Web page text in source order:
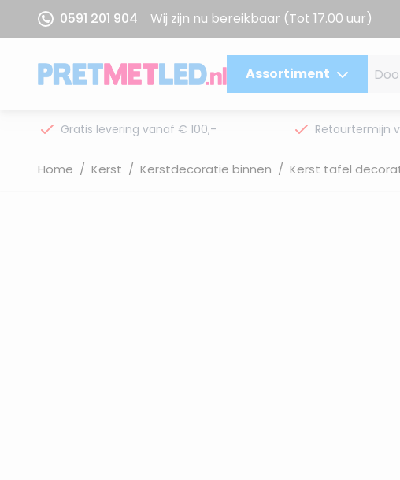
Ga naar de inhoud
0591 201 904 Wij zijn nu bereikbaar (Tot 17.00 uur)
Assortiment
Gratis levering vanaf € 100,- Retourtermijn
Home / Kerst / Kerstdecoratie binnen / Kerst tafel